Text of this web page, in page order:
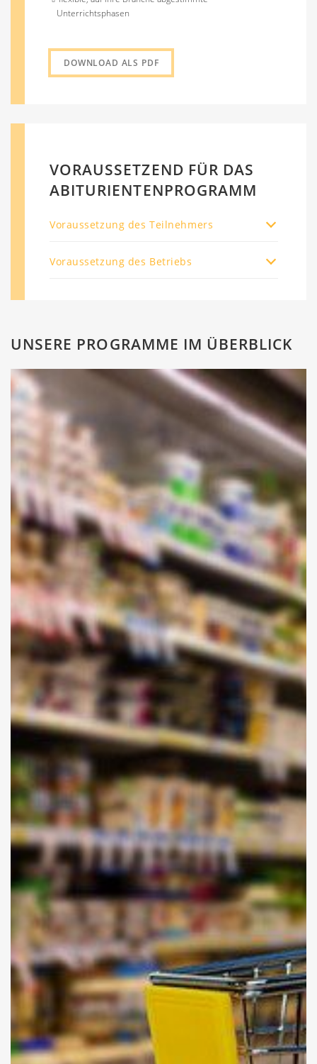
Unterrichtsphasen
DOWNLOAD ALS PDF
VORAUSSETZEND FÜR DAS
ABITURIENTENPROGRAMM
Voraussetzung des Teilnehmers
Voraussetzung des Betriebs
UNSERE PROGRAMME IM ÜBERBLICK